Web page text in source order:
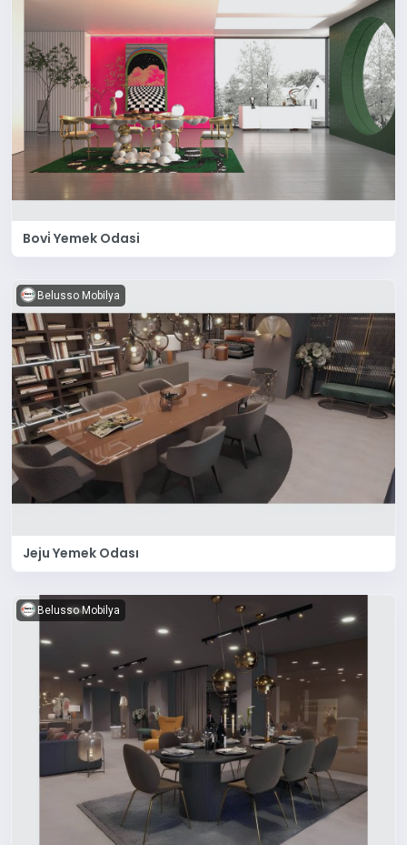
Bovi̇ Yemek Odasi
Belusso Mobilya
Jeju Yemek Odası
Belusso Mobilya